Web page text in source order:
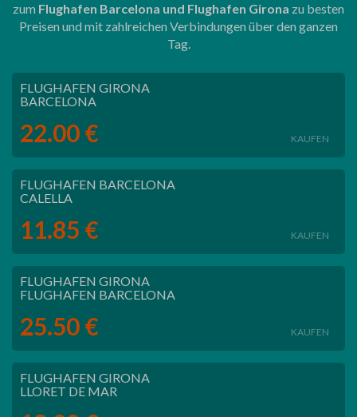
zum Flughafen Barcelona und Flughafen Girona zu besten
Preisen und mit zahlreichen Verbindungen über den ganzen
Tag.
FLUGHAFEN GIRONA
BARCELONA
22.00 € KAUFEN
FLUGHAFEN BARCELONA
CALELLA
11.85 € KAUFEN
FLUGHAFEN GIRONA
FLUGHAFEN BARCELONA
25.50 € KAUFEN
FLUGHAFEN GIRONA
LLORET DE MAR